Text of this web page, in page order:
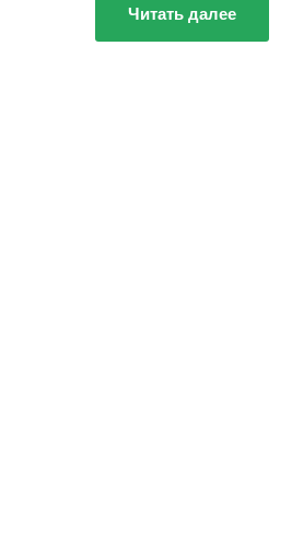
Читать далее